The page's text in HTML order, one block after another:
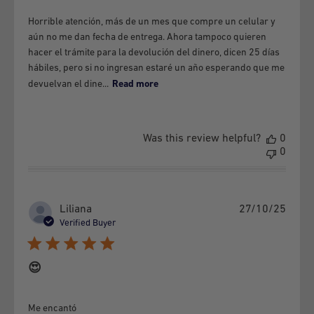
f) If the equipment presents blows, scratches, cracks, or any
alteration to its physical state, no matter how small,
regardless of whether it causes the failure or not.
That it has not been charged with a device that is not
original equipment battery has not been replaced by a brand
other than the manufacturer's and / or designed for another
equipment.
h) If the equipment has one or two burnt pixels.
j) If the MEID / IMEI serial number has been tampered with,
Horrible atención, más de un mes que compre un celular y
aún no me dan fecha de entrega. Ahora tampoco quieren
hacer el trámite para la devolución del dinero, dicen 25 días
hábiles, pero si no ingresan estaré un año esperando que me
devuelvan el dine... Read more
Was this review helpful?
0
0
Liliana
Verified Buyer
😍
Me encantó
27/10/25